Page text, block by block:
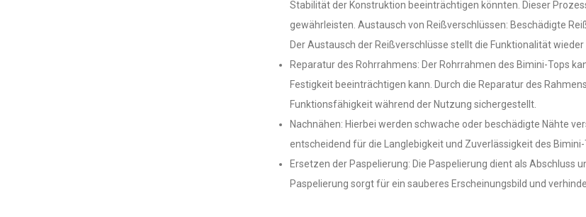
Stabilität der Konstruktion beeinträchtigen könnten. Dieser
gewährleisten. Austausch von Reißverschlüssen: Beschädigte
Der Austausch der Reißverschlüsse stellt die Funktionalität
Reparatur des Rohrrahmens: Der Rohrrahmen des Bimini-Tops
Festigkeit beeinträchtigen kann. Durch die Reparatur des
Funktionsfähigkeit während der Nutzung sichergestellt.
Nachnähen: Hierbei werden schwache oder beschädigte Nähte
entscheidend für die Langlebigkeit und Zuverlässigkeit des Bimini-
Ersetzen der Paspelierung: Die Paspelierung dient als
Paspelierung sorgt für ein sauberes Erscheinungsbild und